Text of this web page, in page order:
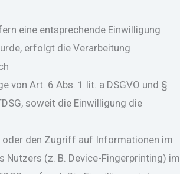
eine entsprechende Einwilligung
erfolgt die Verarbeitung
von Art. 6 Abs. 1 lit. a DSGVO und §
soweit die Einwilligung die
oder den Zugriff auf Informationen im
Nutzers (z. B. Device-Fingerprinting) im